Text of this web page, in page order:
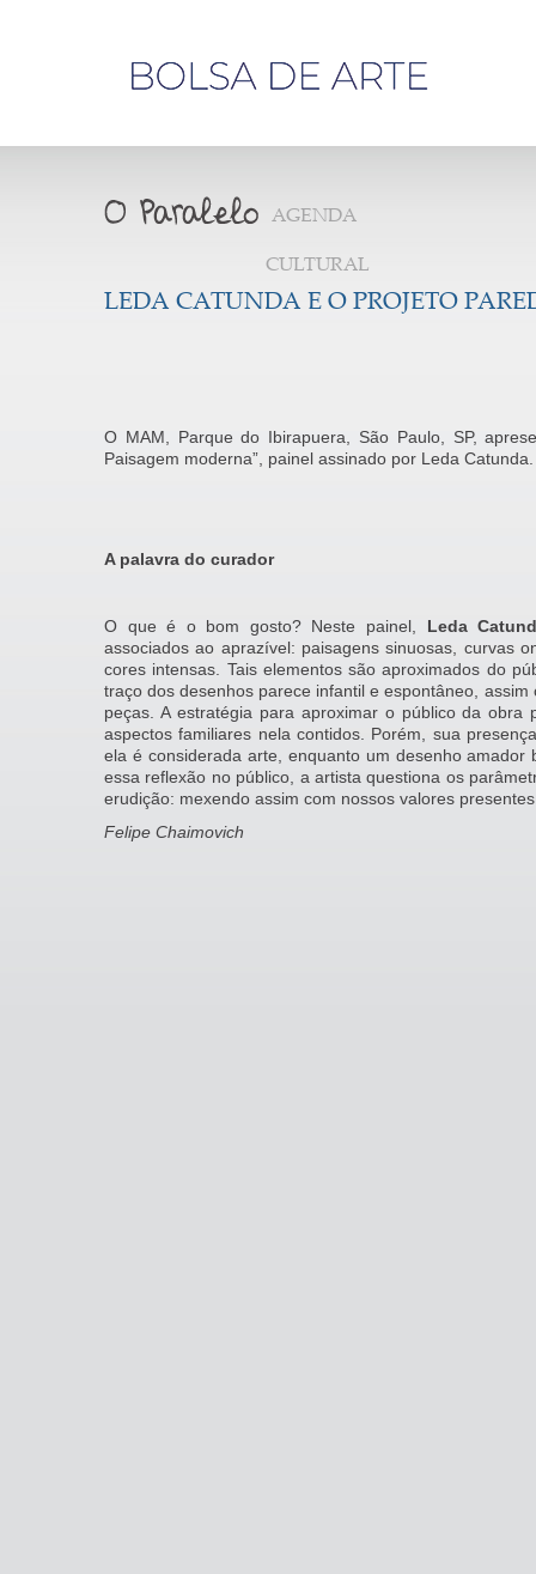
AGENDA
CULTURAL
LEDA CATUNDA E O PROJETO
O MAM, Parque do Ibirapuera, São Paulo, SP,
Paisagem moderna”, painel assinado por Leda Catunda.
A palavra do curador
O que é o bom gosto? Neste painel, Leda
associados ao aprazível: paisagens sinuosas, curvas
cores intensas. Tais elementos são aproximados do
traço dos desenhos parece infantil e espontâneo,
peças. A estratégia para aproximar o público da obra
aspectos familiares nela contidos. Porém, sua
ela é considerada arte, enquanto um desenho amador
essa reflexão no público, a artista questiona os
erudição: mexendo assim com nossos valores
Felipe Chaimovich